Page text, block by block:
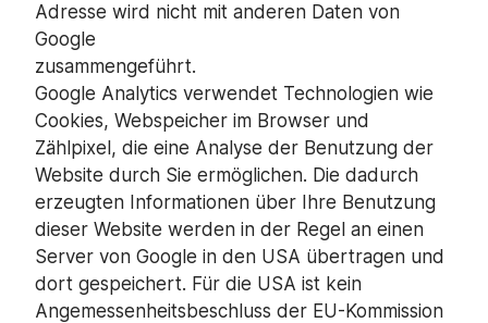
Adresse wird nicht mit anderen Daten von
Google
zusammengeführt.
Google Analytics verwendet Technologien wie
Cookies, Webspeicher im Browser und
Zählpixel, die eine Analyse der Benutzung der
Website durch Sie ermöglichen. Die dadurch
erzeugten Informationen über Ihre Benutzung
dieser Website werden in der Regel an einen
Server von Google in den USA übertragen und
dort gespeichert. Für die USA ist kein
Angemessenheitsbeschluss der EU-Kommission